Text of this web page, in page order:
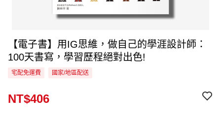
【電子書】用IG思維，做自己的學涯設計師：
100天書寫，學習歷程絕對出色!
宅配免運費 國家/地區配送
NT$406